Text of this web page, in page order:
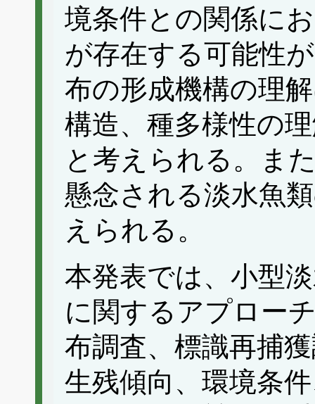
境条件との関係に
が存在する可能性
布の形成機構の理
構造、種多様性の
と考えられる。ま
懸念される淡水魚
えられる。
本発表では、小型
に関するアプロー
布調査、標識再捕
生残傾向、環境条